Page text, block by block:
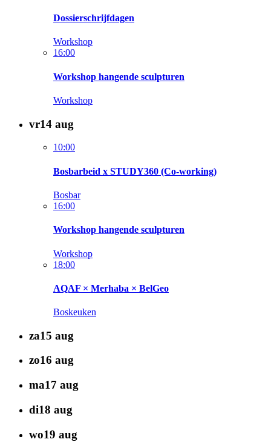
Dossierschrijfdagen
Workshop
16:00
Workshop hangende sculpturen
Workshop
vr14 aug
10:00
Bosbarbeid x STUDY360 (Co-working)
Bosbar
16:00
Workshop hangende sculpturen
Workshop
18:00
AQAF × Merhaba × BelGeo
Boskeuken
za15 aug
zo16 aug
ma17 aug
di18 aug
wo19 aug